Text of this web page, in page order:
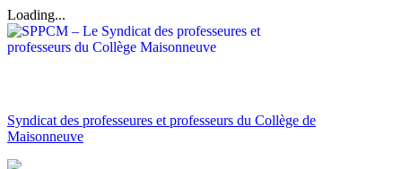
Loading...
Syndicat des professeures et professeurs du Collège de
Maisonneuve